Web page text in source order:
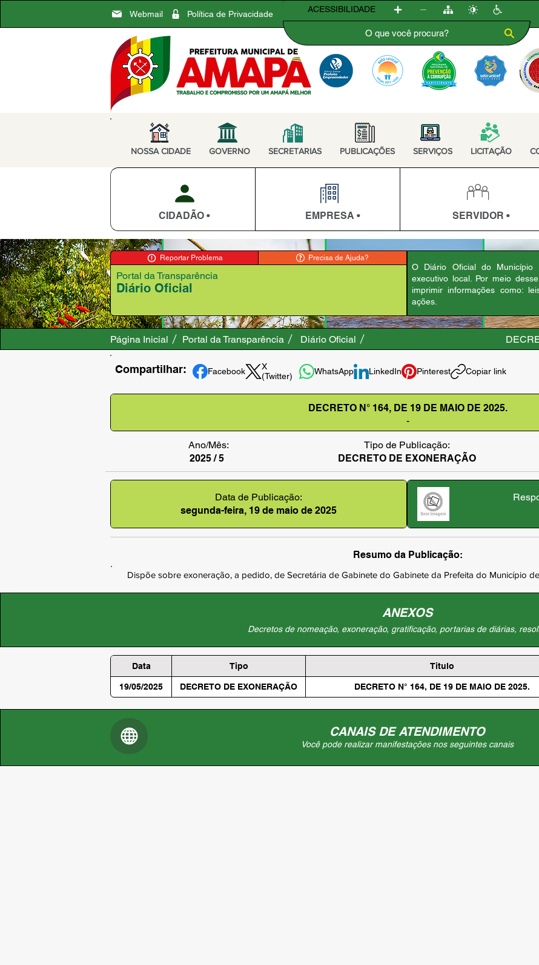
Webmail Política de Privacidade ACESSIBILIDADE
NOSSA CIDADE GOVERNO SECRETARIAS PUBLICAÇÕES SERVIÇOS LICITAÇÃO
CIDADÃO • EMPRESA • SERVIDOR •
Reportar Problema Precisa de Ajuda?
Diário Oficial
Portal da Transparência
O Diário Oficial do
executivo local. Por meio
imprimir informações como:
ações.
Página Inicial Portal da Transparência Diário Oficial
Compartilhar: Facebook
X
(Twitter)
WhatsApp LinkedIn Pinterest Copiar link
DECRETO N° 164, DE 19 DE MAIO DE 2025.
-
Ano/Mês:
2025 / 5
Tipo de Publicação:
DECRETO DE EXONERAÇÃO
Data de Publicação:
segunda-feira, 19 de maio de 2025
Resumo da Publicação:
Dispõe sobre exoneração, a pedido, de Secretária de Gabinete do Gabinete da Prefeita do Município
ANEXOS
Decretos de nomeação, exoneração, gratificação, portarias de diárias,
Data Tipo Titulo
19/05/2025 DECRETO DE EXONERAÇÃO DECRETO N° 164, DE 19 DE MAIO DE 2025.
CANAIS DE ATENDIMENTO
Você pode realizar manifestações nos seguintes canais